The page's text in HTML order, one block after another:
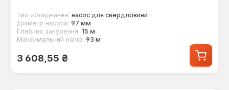
Тип обладнання: насос для свердловини
Діаметр насоса: 97 мм
Глибина занурення: 15 м
Максимальний напір: 93 м
Звичайна ціна:
3 608,55 ₴